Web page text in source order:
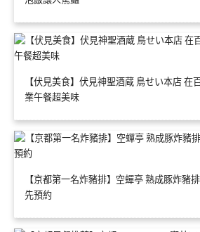
【伏見美食】伏見神聖酒蔵 鳥せい本店 在
業午餐超美味
【京都第一名炸豬排】空蟬亭 熟成豚炸豬
先預約